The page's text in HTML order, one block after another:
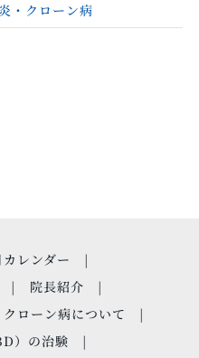
・クローン病
レンダー
院長紹介
クローン病について
）の治験